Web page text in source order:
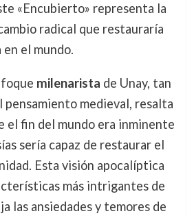
«Encubierto» representa la
radical que restauraría
el mundo.
milenarista de Unay, tan
medieval, resalta
el fin del mundo era inminente
sería capaz de restaurar el
Esta visión apocalíptica
más intrigantes de
las ansiedades y temores de